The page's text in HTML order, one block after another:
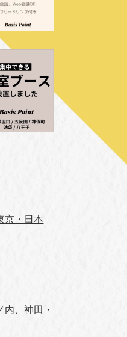
京・日本
、神田・